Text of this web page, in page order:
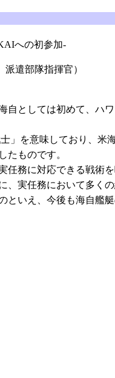
への初参加-
遣部隊指揮官）
自としては初めて、
」を意味しており、米
たものです。
任務に対応できる戦術
、実任務において多く
といえ、今後も海自艦